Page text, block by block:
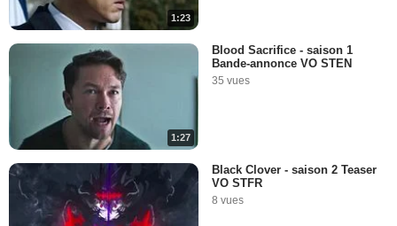
1:23
1:27
Blood Sacrifice - saison 1
Bande-annonce VO STEN
35 vues
Black Clover - saison 2 Teaser
VO STFR
8 vues